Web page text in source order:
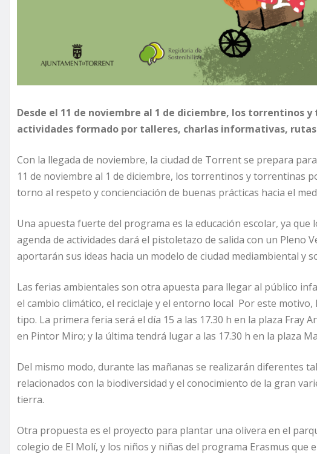
Desde el 11 de noviembre al 1 de diciembre, los torrentinos
actividades formado por talleres, charlas informativas, rutas
Con la llegada de noviembre, la ciudad de Torrent se prepara
11 de noviembre al 1 de diciembre, los torrentinos y torrentinas
torno al respeto y concienciación de buenas prácticas hacia el
Una apuesta fuerte del programa es la educación escolar, ya
agenda de actividades dará el pistoletazo de salida con un Pleno
aportarán sus ideas hacia un modelo de ciudad mediambiental y
Las ferias ambientales son otra apuesta para llegar al público
el cambio climático, el reciclaje y el entorno local Por este
tipo. La primera feria será el día 15 a las 17.30 h en la plaza Fray
en Pintor Miro; y la última tendrá lugar a las 17.30 h en la plaza
Del mismo modo, durante las mañanas se realizarán diferentes
relacionados con la biodiversidad y el conocimiento de la gran
tierra.
Otra propuesta es el proyecto para plantar una olivera en el
colegio de El Molí, y los niños y niñas del programa Erasmus que